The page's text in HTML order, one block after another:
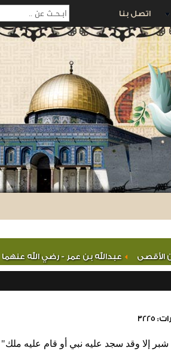
اتصل بنا
الأقصى عبدالله بن عمر - رضي الله عنهما
3225
شبر إلا وقد سجد عليه نبي أو قام عليه ملك"